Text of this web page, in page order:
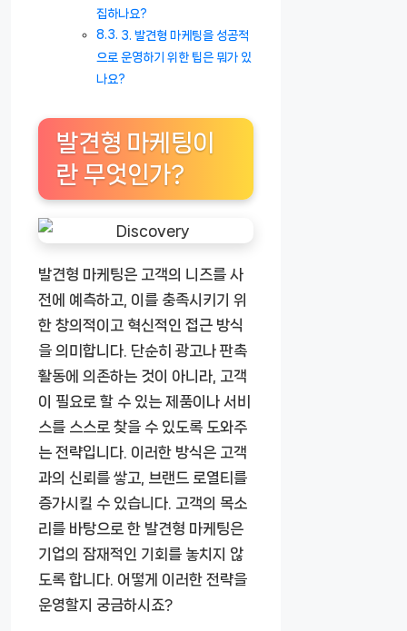
집하나요?
3. 발견형 마케팅을 성공적
으로 운영하기 위한 팁은 뭐가 있
나요?
발견형 마케팅이
란 무엇인가?
발견형 마케팅은 고객의 니즈를 사
전에 예측하고, 이를 충족시키기 위
한 창의적이고 혁신적인 접근 방식
을 의미합니다. 단순히 광고나 판촉
활동에 의존하는 것이 아니라, 고객
이 필요로 할 수 있는 제품이나 서비
스를 스스로 찾을 수 있도록 도와주
는 전략입니다. 이러한 방식은 고객
과의 신뢰를 쌓고, 브랜드 로열티를
증가시킬 수 있습니다. 고객의 목소
리를 바탕으로 한 발견형 마케팅은
기업의 잠재적인 기회를 놓치지 않
도록 합니다. 어떻게 이러한 전략을
운영할지 궁금하시죠?